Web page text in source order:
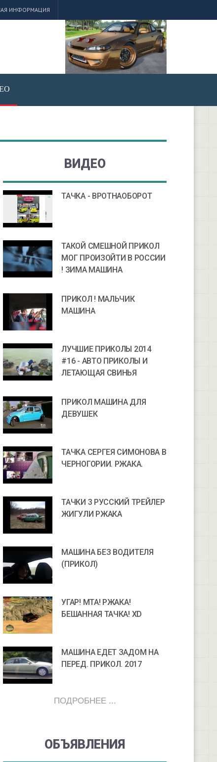
ИНФОРМАЦИЯ
ВИДЕО
ТАЧКА - ВРОТНАОБОРОТ
ТАКОЙ СМЕШНОЙ ПРИКОЛ
МОГ ПРОИЗОЙТИ В РОССИИ
! ЗИМА МАШИНА
ПРИКОЛ ! МАЛЬЧИК
МАШИНА
ЛУЧШИЕ ПРИКОЛЫ 2014
#16 - АВТО ПРИКОЛЫ И
ЛЕТАЮЩАЯ СВИНЬЯ
ПРИКОЛ МАШИНА ДЛЯ
ДЕВУШЕК
ТАЧКА СЕРГЕЯ СИМОНОВА В
ЧЕРНОГОРИИ. РЖАКА.
ТАЧКИ 3 РУССКИЙ ТРЕЙЛЕР
ЖИГУЛИ РЖАКА
МАШИНА БЕЗ ВОДИТЕЛЯ
(ПРИКОЛ)
УГАР! МТА! РЖАКА!
БЕШАННАЯ ТАЧКА! ХD
МАШИНА ЕДЕТ ЗАДОМ НА
ПЕРЕД. ПРИКОЛ. 2017
ПОДРОБНЕЕ ...
ОБЪЯВЛЕНИЯ